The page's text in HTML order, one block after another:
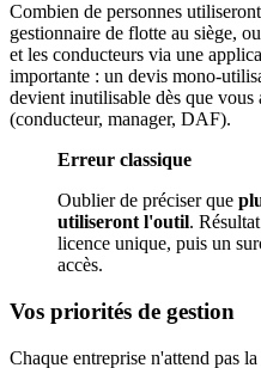
Combien de personnes
gestionnaire de flotte au siège,
et les conducteurs via une
importante : un devis mono-
devient inutilisable dès que
(conducteur, manager, DAF).
Erreur classique
Oublier de préciser que
utiliseront l'outil.
licence unique, puis un
accès.
Vos priorités de gestion
Chaque entreprise n'attend pas